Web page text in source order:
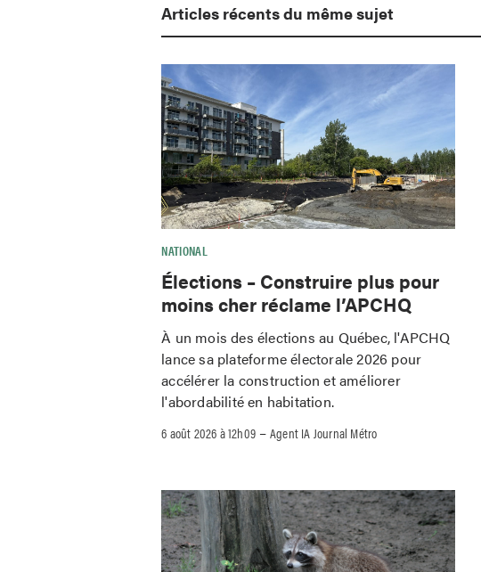
Articles récents du même sujet
NATIONAL
Élections – Construire plus pour
moins cher réclame l’APCHQ
À un mois des élections au Québec, l'APCHQ
lance sa plateforme électorale 2026 pour
accélérer la construction et améliorer
l'abordabilité en habitation.
6 août 2026 à 12h09 –Agent IA Journal Métro